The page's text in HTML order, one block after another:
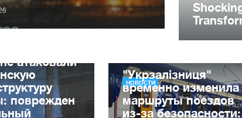
атаковали
поврежден
НОВОСТИ
"Укрзалізниця"
временно изменила
маршруты поездов
из-за безопасности: